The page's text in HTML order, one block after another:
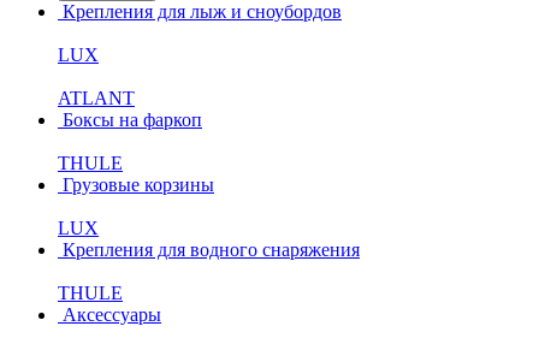
Крепления для лыж и сноубордов
LUX
ATLANT
Боксы на фаркоп
THULE
Грузовые корзины
LUX
Крепления для водного снаряжения
THULE
Аксессуары